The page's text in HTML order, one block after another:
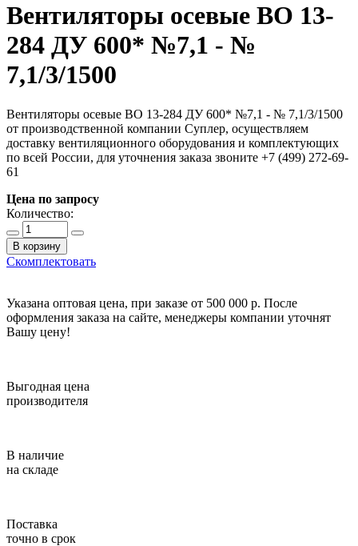
Вентиляторы осевые ВО 13-
284 ДУ 600* №7,1 - №
7,1/3/1500
Вентиляторы осевые ВО 13-284 ДУ 600* №7,1 - № 7,1/3/1500
от производственной компании Суплер, осуществляем
доставку вентиляционного оборудования и комплектующих
по всей России, для уточнения заказа звоните +7 (499) 272-69-
61
Цена по запросу
Количество:
В корзину
Скомплектовать
Указана оптовая цена, при заказе от 500 000 р. После
оформления заказа на сайте, менеджеры компании уточнят
Вашу цену!
Выгодная цена
производителя
В наличие
на складе
Поставка
точно в срок